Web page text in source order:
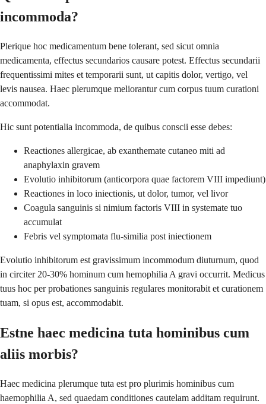
incommoda?
Plerique hoc medicamentum bene tolerant, sed sicut omnia
medicamenta, effectus secundarios causare potest. Effectus secundarii
frequentissimi mites et temporarii sunt, ut capitis dolor, vertigo, vel
levis nausea. Haec plerumque meliorantur cum corpus tuum curationi
accommodat.
Hic sunt potentialia incommoda, de quibus conscii esse debes:
Reactiones allergicae, ab exanthemate cutaneo miti ad
anaphylaxin gravem
Evolutio inhibitorum (anticorpora quae factorem VIII impediunt)
Reactiones in loco iniectionis, ut dolor, tumor, vel livor
Coagula sanguinis si nimium factoris VIII in systemate tuo
accumulat
Febris vel symptomata flu-similia post iniectionem
Evolutio inhibitorum est gravissimum incommodum diuturnum, quod
in circiter 20-30% hominum cum hemophilia A gravi occurrit. Medicus
tuus hoc per probationes sanguinis regulares monitorabit et curationem
tuam, si opus est, accommodabit.
Estne haec medicina tuta hominibus cum
aliis morbis?
Haec medicina plerumque tuta est pro plurimis hominibus cum
haemophilia A, sed quaedam conditiones cautelam additam requirunt.